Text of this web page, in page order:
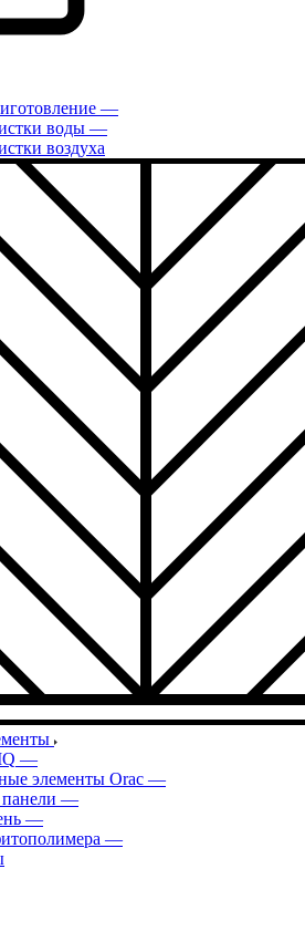
—
воды —
воздуха
—
элементы Orac —
—
—
—